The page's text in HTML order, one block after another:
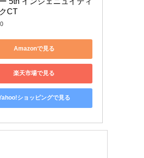
CT
Amazonで見る
楽天市場で見る
ショッピングで見る